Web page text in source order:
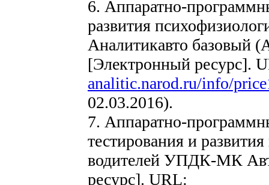
6. Аппаратно-
развития
Аналитикавто базовый
[Электронный ресурс].
analitic.narod.ru/info/
02.03.2016).
7. Аппаратно-
тестирования и
водителей УПДК-МК
ресурс]. URL: